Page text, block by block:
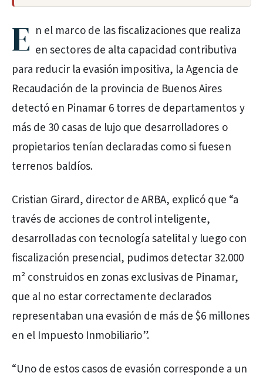
E n el marco de las fiscalizaciones que realiza
en sectores de alta capacidad contributiva
para reducir la evasión impositiva, la Agencia de
Recaudación de la provincia de Buenos Aires
detectó en Pinamar 6 torres de departamentos y
más de 30 casas de lujo que desarrolladores o
propietarios tenían declaradas como si fuesen
terrenos baldíos.
Cristian Girard, director de ARBA, explicó que “a
través de acciones de control inteligente,
desarrolladas con tecnología satelital y luego con
fiscalización presencial, pudimos detectar 32.000
m² construidos en zonas exclusivas de Pinamar,
que al no estar correctamente declarados
representaban una evasión de más de $6 millones
en el Impuesto Inmobiliario”.
“Uno de estos casos de evasión corresponde a un